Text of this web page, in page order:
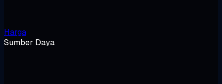
Harga
Sumber Daya